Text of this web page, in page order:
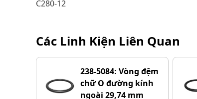
C280-12
Các Linh Kiện Liên Quan
238-5084: Vòng đệm
chữ O đường kính
ngoài 29,74 mm